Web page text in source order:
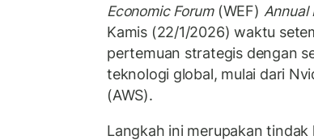
Economic Forum(WEF) Annual
Kamis (22/1/2026) waktu
pertemuan strategis dengan
teknologi global, mulai dari
(AWS).
Langkah ini merupakan